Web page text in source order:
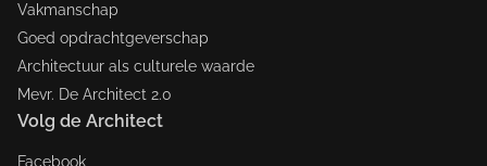
Vakmanschap
Goed opdrachtgeverschap
Architectuur als culturele waarde
Mevr. De Architect 2.0
Volg de Architect
Facebook